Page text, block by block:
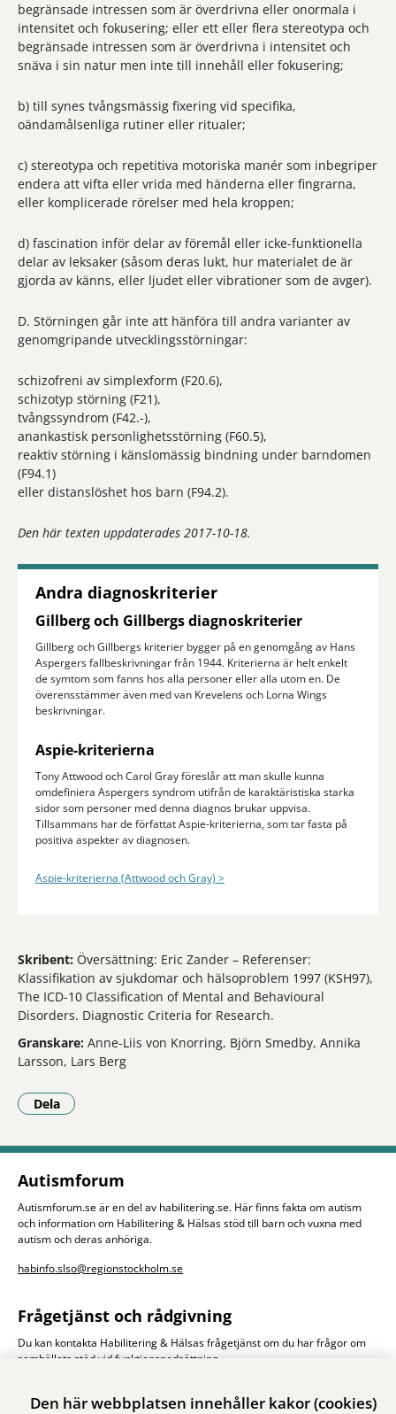
Den här webbplatsen innehåller kakor (cookies)
begränsade intressen som är överdrivna eller onormala i
intensitet och fokusering; eller ett eller flera stereotypa och
begränsade intressen som är överdrivna i intensitet och
snäva i sin natur men inte till innehåll eller fokusering;
b) till synes tvångsmässig fixering vid specifika,
oändamålsenliga rutiner eller ritualer;
c) stereotypa och repetitiva motoriska manér som inbegriper
endera att vifta eller vrida med händerna eller fingrarna,
eller komplicerade rörelser med hela kroppen;
d) fascination inför delar av föremål eller icke-funktionella
delar av leksaker (såsom deras lukt, hur materialet de är
gjorda av känns, eller ljudet eller vibrationer som de avger).
D. Störningen går inte att hänföra till andra varianter av
genomgripande utvecklingsstörningar:
schizofreni av simplexform (F20.6),
schizotyp störning (F21),
tvångssyndrom (F42.-),
anankastisk personlighetsstörning (F60.5),
reaktiv störning i känslomässig bindning under barndomen
(F94.1)
eller distanslöshet hos barn (F94.2).
Den här texten uppdaterades 2017-10-18.
Andra diagnoskriterier
Gillberg och Gillbergs diagnoskriterier
Gillberg och Gillbergs kriterier bygger på en genomgång av Hans
Aspergers fallbeskrivningar från 1944. Kriterierna är helt enkelt
de symtom som fanns hos alla personer eller alla utom en. De
överensstämmer även med van Krevelens och Lorna Wings
beskrivningar.
Aspie-kriterierna
Tony Attwood och Carol Gray föreslår att man skulle kunna
omdefiniera Aspergers syndrom utifrån de karaktäristiska starka
sidor som personer med denna diagnos brukar uppvisa.
Tillsammans har de författat Aspie-kriterierna, som tar fasta på
positiva aspekter av diagnosen.
Aspie-kriterierna (Attwood och Gray) >
Skribent: Översättning: Eric Zander – Referenser:
Klassifikation av sjukdomar och hälsoproblem 1997 (KSH97),
The ICD-10 Classification of Mental and Behavioural
Disorders. Diagnostic Criteria for Research.
Granskare: Anne-Liis von Knorring, Björn Smedby, Annika
Larsson, Lars Berg
Dela
- Klicka för att öppna delningsalternativ.
Autismforum
Autismforum.se är en del av habilitering.se. Här finns fakta om autism
och information om Habilitering & Hälsas stöd till barn och vuxna med
autism och deras anhöriga.
habinfo.slso@regionstockholm.se
Frågetjänst och rådgivning
Du kan kontakta Habilitering & Hälsas frågetjänst om du har frågor om
samhällets stöd vid funktionsnedsättning.